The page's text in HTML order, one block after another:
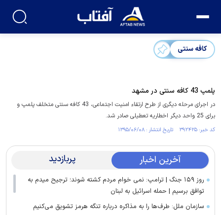
کافه سنتی
پلمپ 43 کافه سنتی در مشهد
در اجرای مرحله دیگری از طرح ارتقاء امنیت اجتماعی، 43 کافه سنتی متخلف پلمپ و
برای 25 واحد دیگر اخطاریه تعطیلی صادر شد.
کد خبر: ۳۹۲۴۲۵ تاریخ انتشار : ۱۳۹۵/۰۶/۰۸
آخرین اخبار پربازدید
روز ۱۵۹ جنگ | ترامپ: نمی خوام مردم کشته شوند؛ ترجیح میدم به
توافق برسیم | حمله اسرائیل به لبنان
سازمان ملل: طرف‌ها را به مذاکره درباره تنگه هرمز تشویق می‌کنیم